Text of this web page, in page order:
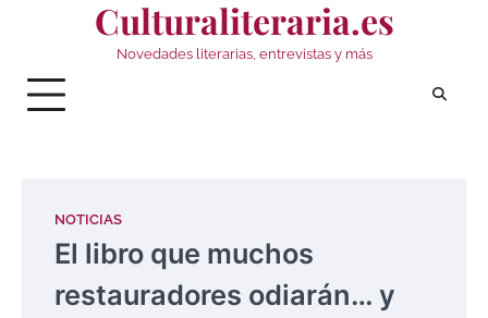
Culturaliteraria.es
Novedades literarias, entrevistas y más
NOTICIAS
El libro que muchos
restauradores odiarán… y